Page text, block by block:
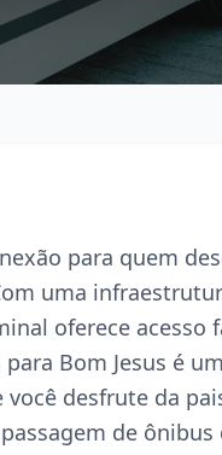
para quem
uma
oferece acesso
Bom Jesus é
desfrute da
de ônibus